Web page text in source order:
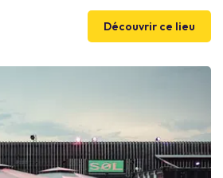
Découvrir ce lieu